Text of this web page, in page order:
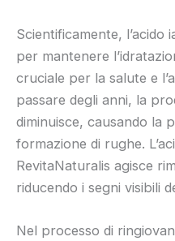
Scientificamente, l’acido
per mantenere
cruciale per la salute e
passare degli anni, la
diminuisce, causando la
formazione di rughe.
RevitaNaturalis agisce
riducendo i segni visibili
Nel processo di